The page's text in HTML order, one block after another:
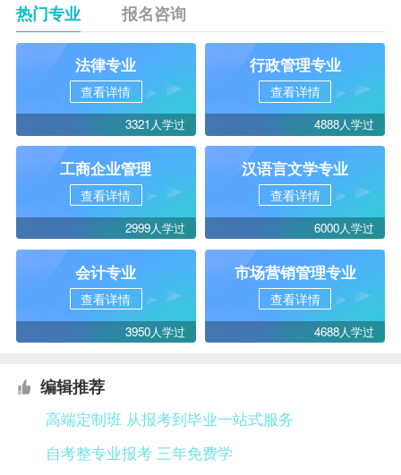
热门专业 报名咨询
法律专业
查看详情
3321人学过
行政管理专业
查看详情
4888人学过
工商企业管理
查看详情
2999人学过
汉语言文学专业
查看详情
6000人学过
会计专业
查看详情
3950人学过
市场营销管理专业
查看详情
4688人学过
编辑推荐
高端定制班 从报考到毕业一站式服务
自考整专业报考 三年免费学